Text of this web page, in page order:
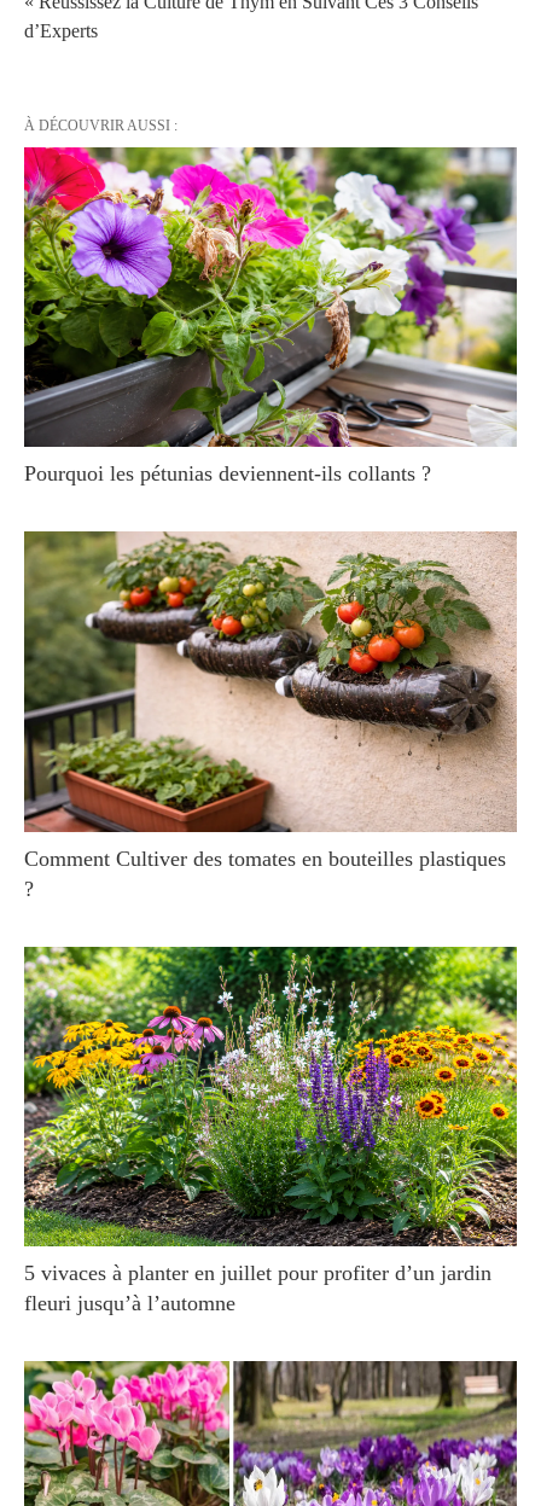
d’Experts
À DÉCOUVRIR AUSSI :
Pourquoi les pétunias deviennent-ils collants ?
Comment Cultiver des tomates en bouteilles plastiques
?
5 vivaces à planter en juillet pour profiter d’un jardin
fleuri jusqu’à l’automne